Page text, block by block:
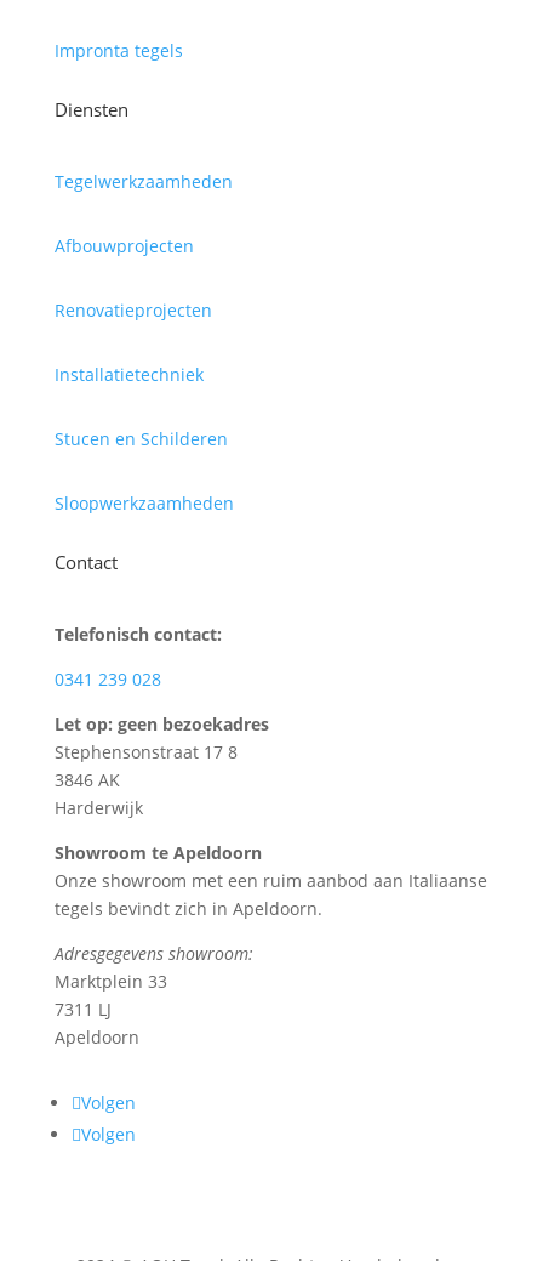
Impronta tegels
Diensten
Tegelwerkzaamheden
Afbouwprojecten
Renovatieprojecten
Installatietechniek
Stucen en Schilderen
Sloopwerkzaamheden
Contact
Telefonisch contact:
0341 239 028
Let op: geen bezoekadres
Stephensonstraat 17 8
3846 AK
Harderwijk
Showroom te Apeldoorn
Onze showroom met een ruim aanbod aan Italiaanse
tegels bevindt zich in Apeldoorn.
Adresgegevens showroom:
Marktplein 33
7311 LJ
Apeldoorn
Volgen
Volgen